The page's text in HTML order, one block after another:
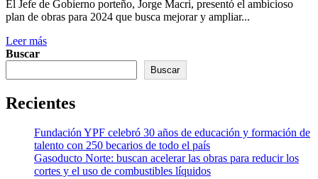
El Jefe de Gobierno porteño, Jorge Macri, presentó el ambicioso
plan de obras para 2024 que busca mejorar y ampliar...
Leer más
Buscar
Buscar
Recientes
Fundación YPF celebró 30 años de educación y formación de
talento con 250 becarios de todo el país
Gasoducto Norte: buscan acelerar las obras para reducir los
cortes y el uso de combustibles líquidos